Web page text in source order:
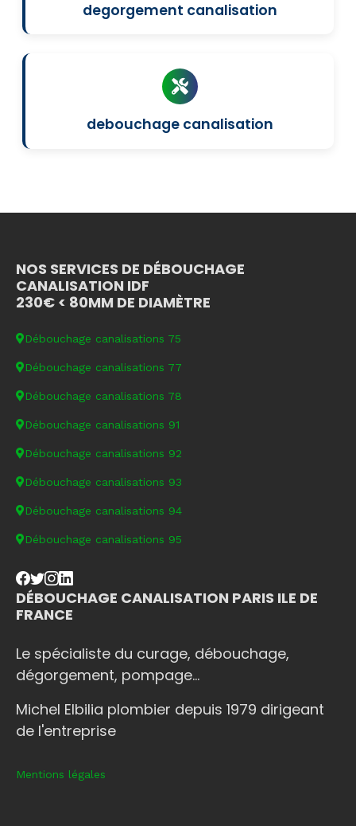
degorgement canalisation
debouchage canalisation
NOS SERVICES DE DÉBOUCHAGE
CANALISATION IDF
230€ < 80MM DE DIAMÈTRE
Débouchage canalisations 75
Débouchage canalisations 77
Débouchage canalisations 78
Débouchage canalisations 91
Débouchage canalisations 92
Débouchage canalisations 93
Débouchage canalisations 94
Débouchage canalisations 95
DÉBOUCHAGE CANALISATION PARIS ILE DE
FRANCE
Le spécialiste du curage, débouchage,
dégorgement, pompage...
Michel Elbilia plombier depuis 1979 dirigeant
de l'entreprise
Mentions légales